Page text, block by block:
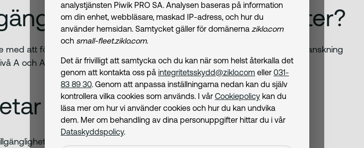
är våra digitala tjänster?
med att förbättra våra digitala tjänster. Vi har gjort en intern tillgänglighetsgranskning
A och AA. Denna redogörelse gäller vår digitala dokument.
vi med tillgänglighet
i design, utveckling och test
analystjänsten Piwik PRO SA. Analysen baseras på information
om din enhet, webbläsare, maskad IP-adress, och hur du
använder hemsidan. Samtycket gäller för domänerna ziklo.com
och small-fleet.ziklo.com.
Det är frivilligt att samtycka och du kan när som helst återkalla det
genom att kontakta oss på integritetsskydd@ziklo.com eller 031-
83 89 30. Genom att anpassa inställningarna nedan kan du själv
kontrollera vilka cookies som används. I vår Cookiepolicy kan du
läsa mer om hur vi använder cookies och hur du kan undvika
dem. Mer om behandling av dina personuppgifter hittar du i vår
Dataskyddspolicy.